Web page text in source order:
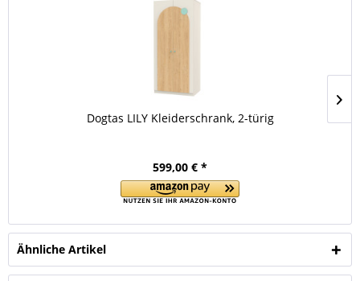
Dogtas LILY Kleiderschrank, 2-türig
599,00 € *
Ähnliche Artikel